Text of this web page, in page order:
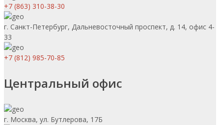
+7 (863) 310-38-30
г. Санкт-Петербург, Дальневосточный проспект, д. 14, офис 4-
33
+7 (812) 985-70-85
Центральный офис
г. Москва, ул. Бутлерова, 17Б